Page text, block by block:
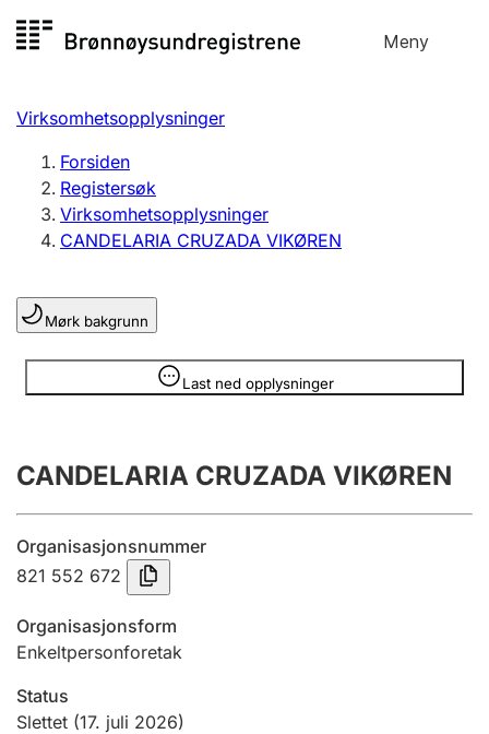
til
Meny
Registersøk
Aksjeselskap
Enkeltpersonforetak
Registrere, endre, slette
Lag og forening
Registrere, endre, slette
Innsending og forsinkelsesgebyr
Tinglysing
Jeger
Virksomhetsopplysninger
Forsiden
Registersøk
Virksomhetsopplysninger
CANDELARIA CRUZADA VIKØREN
Mørk bakgrunn
Last ned opplysninger
Opplysninger er skjult
CANDELARIA CRUZADA VIKØREN
Organisasjonsnummer
821 552 672
Organisasjonsform
Enkeltpersonforetak
Status
Slettet (17. juli 2026)